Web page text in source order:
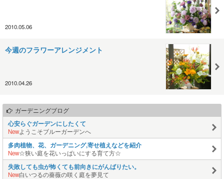
2010.05.06
今週のフラワーアレンジメント
2010.04.26
ガーデニングブログ
心安らぐガーデンにしたくて
Newようこそブルーガーデンへ
多肉植物、花、ガーデニング,寄せ植えなどを紹介
New☆狭い庭を花いっぱいにする育て方☆
失敗しても虫が怖くても前向きにがんばりたい。
New白いつるの薔薇の咲く庭を夢見て